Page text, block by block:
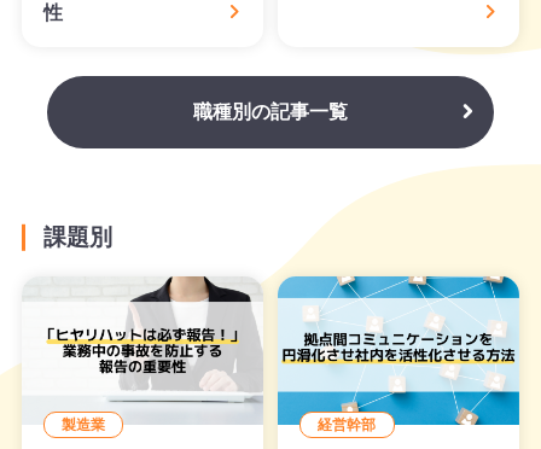
性
職種別の記事一覧
課題別
製造業 経営幹部